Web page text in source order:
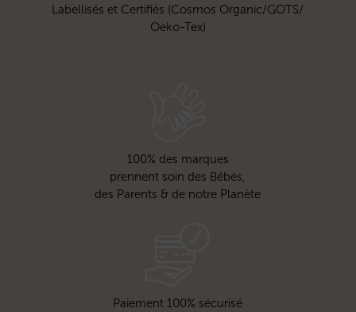
Labellisés et Certifiés (Cosmos Organic/GOTS/
Oeko-Tex)
100% des marques
prennent soin des Bébés,
des Parents & de notre Planète
Paiement 100% sécurisé